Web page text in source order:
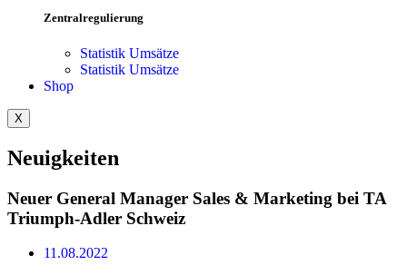
Zentralregulierung
Statistik Umsätze
Statistik Umsätze
Shop
X
Neuigkeiten
Neuer General Manager Sales & Marketing bei TA
Triumph-Adler Schweiz
11.08.2022